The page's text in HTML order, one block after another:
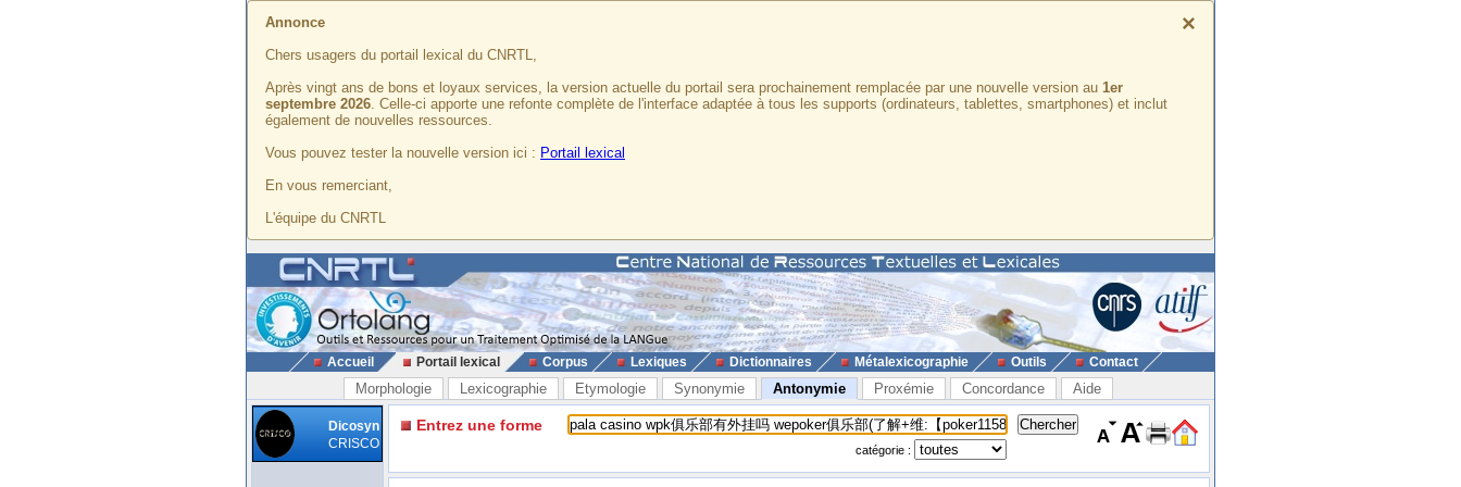
×
Annonce
Chers usagers du portail lexical du CNRTL,
Après vingt ans de bons et loyaux services, la version actuelle du portail sera prochainement remplacée par une nouvelle version au 1er
septembre 2026. Celle-ci apporte une refonte complète de l'interface adaptée à tous les supports (ordinateurs, tablettes, smartphones) et inclut
également de nouvelles ressources.
Vous pouvez tester la nouvelle version ici : Portail lexical
En vous remerciant,
L'équipe du CNRTL
Accueil Portail lexical Corpus Lexiques Dictionnaires Métalexicographie Outils Contact
Morphologie Lexicographie Etymologie Synonymie Antonymie Proxémie Concordance Aide
Dicosyn
CRISCO
Entrez une forme
catégorie :